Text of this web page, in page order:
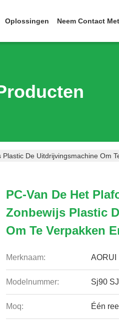
Oplossingen Neem Contact
De Uitdrijvingsmachine Om
PC-Van De Het
Zonbewijs Plastic
Om Te Verpakken
Merknaam: AORUI
Modelnummer: Sj90
Moq: Één